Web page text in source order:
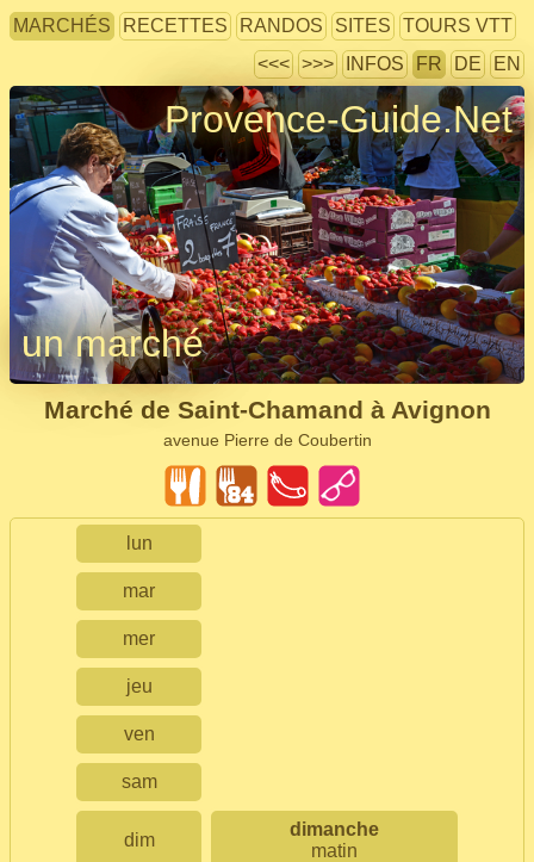
MARCHÉS RECETTES RANDOS SITES
TOURS VTT
<<< >>> INFOS FR DE EN
Provence-Guide.Net
un marché
Marché de Saint-Chamand à Avignon
avenue Pierre de Coubertin
lun
mar
mer
jeu
ven
sam
dim
dimanche
matin